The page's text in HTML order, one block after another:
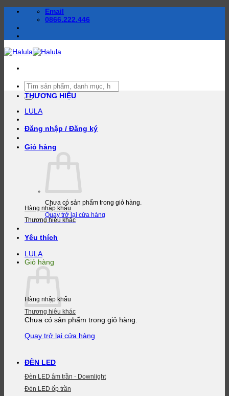
dung
Email
0866.222.446
Tìm
kiếm:
LULA
Đăng nhập / Đăng ký
Giỏ hàng
Chưa có sản phẩm trong giỏ hàng.
Quay trở lại cửa hàng
Yêu thích
LULA
Giỏ hàng
Chưa có sản phẩm trong giỏ hàng.
Quay trở lại cửa hàng
THƯƠNG HIỆU
Hàng nhập khẩu
Thương hiệu khác
Hàng nhập khẩu
Thương hiệu khác
ĐÈN LED
Đèn LED âm trần - Downlight
Đèn LED ốp trần